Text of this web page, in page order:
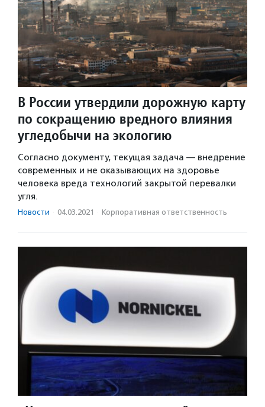
В России утвердили дорожную карту
по сокращению вредного влияния
угледобычи на экологию
Согласно документу, текущая задача — внедрение
современных и не оказывающих на здоровье
человека вреда технологий закрытой перевалки
угля.
Новости · 04.03.2021 · Корпоративная ответственность